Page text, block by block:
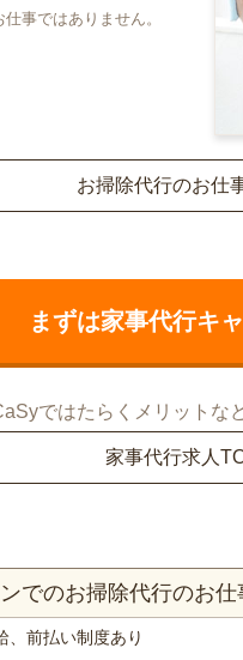
事ではありません。
お掃除代行のお仕
まずは家事代行キ
ではたらくメリットな
家事代行求人
でのお掃除代行のお仕
、前払い制度あり